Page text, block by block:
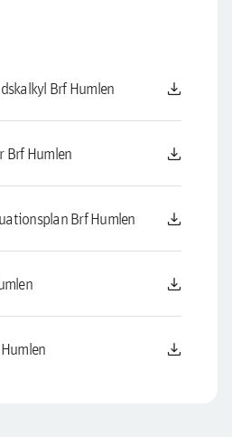
Brf Humlen download
Brf Humlen download
Brf Humlen download
download
download